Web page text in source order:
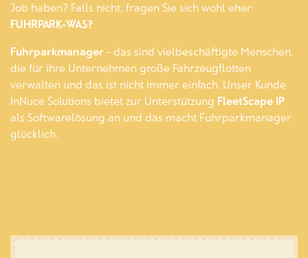
Job haben? Falls nicht, fragen Sie sich wohl eher:
FUHRPARK-WAS?!
Fuhrparkmanager - das sind vielbeschäftigte Menschen,
die für ihre Unternehmen große Fahrzeugflotten
verwalten und das ist nicht immer einfach. Unser Kunde
InNuce Solutions bietet zur Unterstützung FleetScape IP
als Softwarelösung an und das macht Fuhrparkmanager
glücklich.